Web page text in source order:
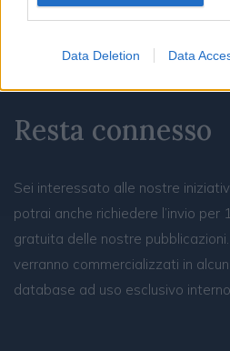
Data Deletion Data
Resta connesso
Sei interessato alle nostre
potrai anche richiedere l’invio per
gratuita delle nostre
verranno commercializzati in
database ad uso esclusivo